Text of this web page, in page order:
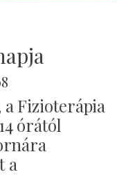
a Fizioterápia
órától
a